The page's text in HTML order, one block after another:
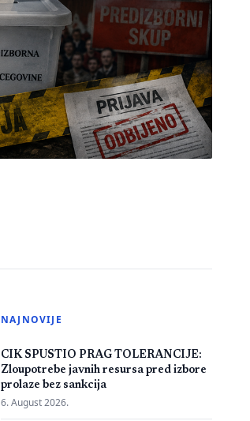
NAJNOVIJE
CIK SPUSTIO PRAG TOLERANCIJE:
Zloupotrebe javnih resursa pred izbore
prolaze bez sankcija
6. August 2026.